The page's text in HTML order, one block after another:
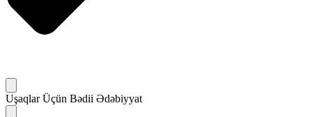
Uşaqlar Üçün Bədii Ədəbiyyat